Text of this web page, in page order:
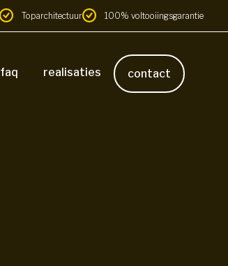
Toparchitectuur 100% voltooiingsgarantie
faq realisaties contact